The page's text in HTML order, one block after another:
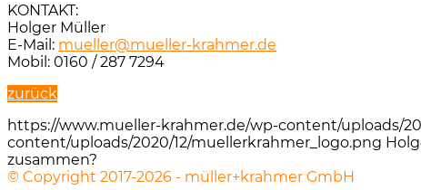
KONTAKT:
Holger Müller
E-Mail: mueller@mueller-krahmer.de
Mobil: 0160 / 287 7294
zurück
https://www.mueller-krahmer.de/wp-content/uploads/
content/uploads/2020/12/muellerkrahmer_logo.png
zusammen?
© Copyright 2017-2026 - müller+krahmer GmbH